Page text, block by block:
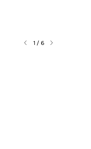
1 / 6